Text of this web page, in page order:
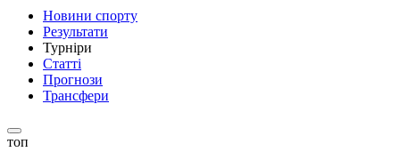
Новини спорту
Результати
Турніри
Статті
Прогнози
Трансфери
топ